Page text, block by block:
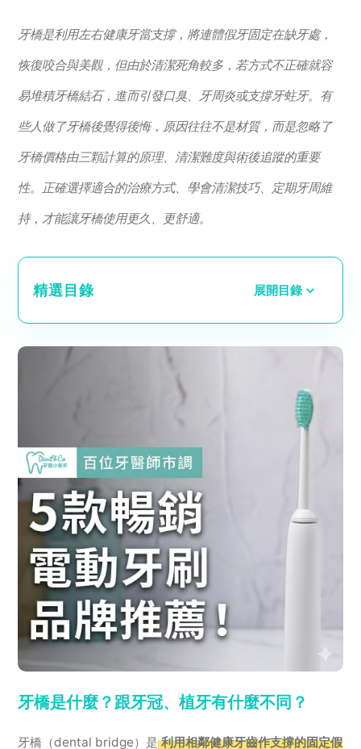
牙橋是利用左右健康牙當支撐，將連體假牙固定在缺牙處，
恢復咬合與美觀，但由於清潔死角較多，若方式不正確就容
易堆積牙橋結石，進而引發口臭、牙周炎或支撐牙蛀牙。有
些人做了牙橋後覺得後悔，原因往往不是材質，而是忽略了
牙橋價格由三顆計算的原理、清潔難度與術後追蹤的重要
性。正確選擇適合的治療方式、學會清潔技巧、定期牙周維
持，才能讓牙橋使用更久、更舒適。
精選目錄 展開目錄
牙橋是什麼？跟牙冠、植牙有什麼不同？
牙橋（dental bridge）是 利用相鄰健康牙齒作支撐的固定假